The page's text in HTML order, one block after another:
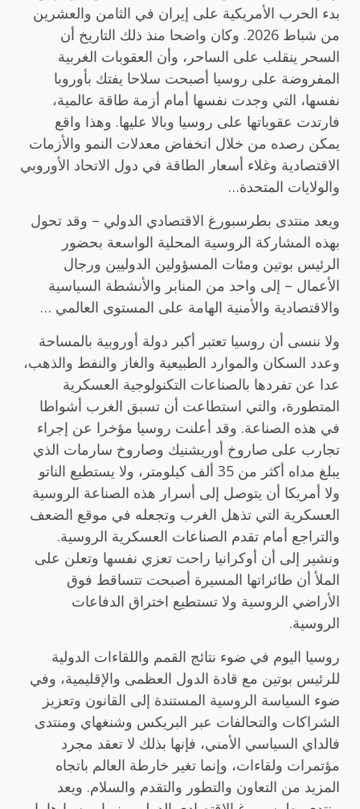
بدء الحرب الأمريكية على إيران في الثامن والعشرين
من شباط 2026. وكان واضحا منذ ذلك التاريخ أن
السحر ينقلب على الساحر، وأن العقوبات الغربية
المفروضة على روسيا أصبحت سلاحا يفتك بأوروبا
نفسها، التي وجدت نفسها أمام أزمة طاقة عالمية،
فارتدت عقوباتها على روسيا وبالا عليها. وهذا واقع
يمكن رصده من خلال انخفاض معدلات النمو والأزمات
الاقتصادية وغلاء أسعار الطاقة في دول الاتحاد الأوروبي
والولايات المتحدة…
ويعد منتدى بطرسبورغ الاقتصادي الدولي – وقد تحول
بهذه المشاركة الروسية المحلية الواسعة بحضور
الرئيس بوتين ومئات المسؤولين الدوليين ورجال
الأعمال – إلى واحد من المنابر والأنشطة السياسية
والاقتصادية والأمنية الهامة على المستوى العالمي …
ولا ننسى أن روسيا تعتبر أكبر دولة أوروبية بالمساحة
وعدد السكان والموارد الطبيعية والغاز والنفط والذهب،
عدا عن تفردها بالصناعات التكنولوجية العسكرية
المتطورة، والتي استطاعت أن تسبق الغرب أشواطا
في هذه الصناعة. وقد أعلنت روسيا مؤخرا عن إجراء
تجارب على صاروخ أوريشنيك وصاروخ سارمات الذي
يبلغ مداه أكثر من 35 ألف كيلومتر، ولا يستطيع الناتو
ولا أمريكا أن يتوصل إلى أسرار هذه الصناعة الروسية
العسكرية التي تذهل الغرب وتجعله في موقع الضعف
والتراجع أمام تقدم الصناعات العسكرية الروسية.
ونشير إلى أن أوكرانيا راحت تعزي نفسها وتعلن على
الملأ أن طائراتها المسيرة أصبحت تتساقط فوق
الأراضي الروسية ولا تستطيع اختراق الدفاعات
الروسية.
روسيا اليوم في ضوء نتائج القمم واللقاءات الدولية
للرئيس بوتين مع قادة الدول العظمى والإقليمية، وفي
ضوء السياسة الروسية المستندة إلى القانون وتعزيز
الشراكات والتحالفات عبر البريكس وشنغهاي ومنتدى
فالداي السياسي الأمني، فإنها بذلك لا تعقد مجرد
مؤتمرات ولقاءات، وإنما تغير خارطة العالم باتجاه
المزيد من التعاون والتطور والتقدم والسلام. ويعد